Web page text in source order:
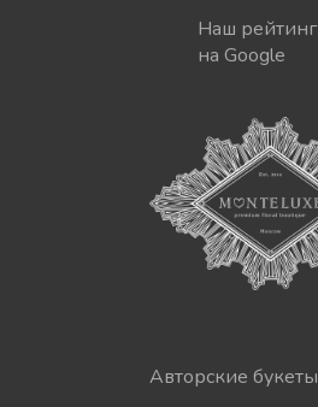
Наш рейтинг
на Google
Авторские букеты